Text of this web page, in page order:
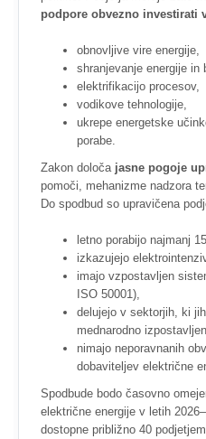
podpore obvezno investirati
obnovljive vire energije,
shranjevanje energije in
elektrifikacijo procesov,
vodikove tehnologije,
ukrepe energetske
porabe.
Zakon določa jasne pogoje
pomoči, mehanizme nadzora
Do spodbud so upravičena
letno porabijo najmanj
izkazujejo
imajo vzpostavljen
ISO 50001),
delujejo v sektorjih, ki
mednarodno
nimajo neporavnanih
dobaviteljev električne
Spodbude bodo časovno
električne energije v letih
dostopne približno 40